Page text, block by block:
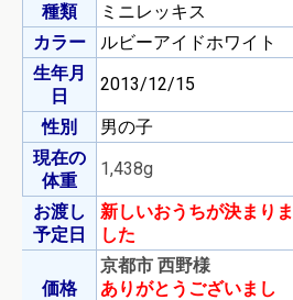
種類
ミニレッキス
カラー
ルビーアイドホワイト
生年月
日
2013/12/15
性別
男の子
現在の
体重
1,438g
お渡し
予定日
新しいおうちが決まりま
した
価格
京都市 西野様
ありがとうございまし